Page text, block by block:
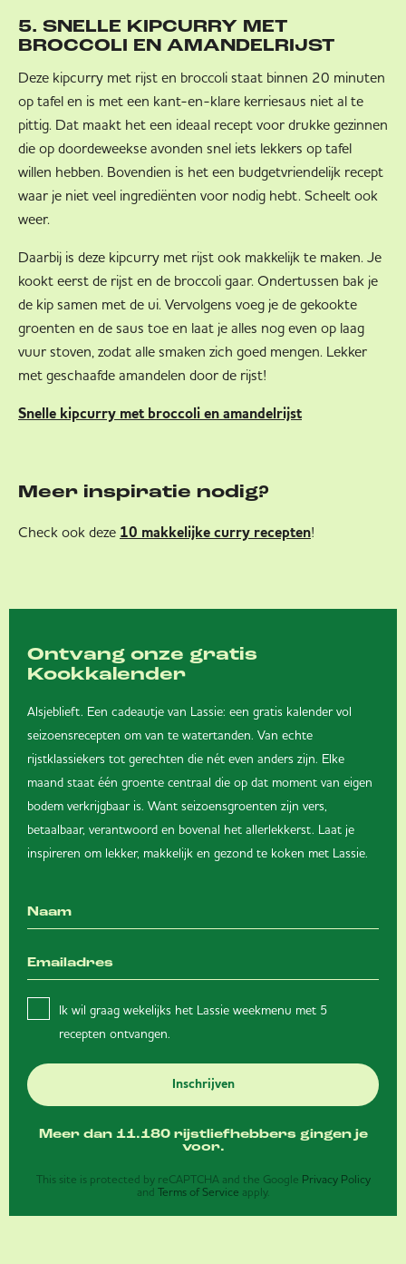
5. SNELLE KIPCURRY MET
BROCCOLI EN AMANDELRIJST
Deze kipcurry met rijst en broccoli staat binnen 20 minuten
op tafel en is met een kant-en-klare kerriesaus niet al te
pittig. Dat maakt het een ideaal recept voor drukke gezinnen
die op doordeweekse avonden snel iets lekkers op tafel
willen hebben. Bovendien is het een budgetvriendelijk recept
waar je niet veel ingrediënten voor nodig hebt. Scheelt ook
weer.
Daarbij is deze kipcurry met rijst ook makkelijk te maken. Je
kookt eerst de rijst en de broccoli gaar. Ondertussen bak je
de kip samen met de ui. Vervolgens voeg je de gekookte
groenten en de saus toe en laat je alles nog even op laag
vuur stoven, zodat alle smaken zich goed mengen. Lekker
met geschaafde amandelen door de rijst!
Snelle kipcurry met broccoli en amandelrijst
Meer inspiratie nodig?
Check ook deze 10 makkelijke curry recepten!
Ontvang onze gratis
Kookkalender
Alsjeblieft. Een cadeautje van Lassie: een gratis kalender vol
seizoensrecepten om van te watertanden. Van echte
rijstklassiekers tot gerechten die nét even anders zijn. Elke
maand staat één groente centraal die op dat moment van eigen
bodem verkrijgbaar is. Want seizoensgroenten zijn vers,
betaalbaar, verantwoord en bovenal het allerlekkerst. Laat je
inspireren om lekker, makkelijk en gezond te koken met Lassie.
Ik wil graag wekelijks het Lassie weekmenu met 5
recepten ontvangen.
Inschrijven
Meer dan 11.180 rijstliefhebbers gingen je
voor.
This site is protected by reCAPTCHA and the Google Privacy Policy
and Terms of Service apply.